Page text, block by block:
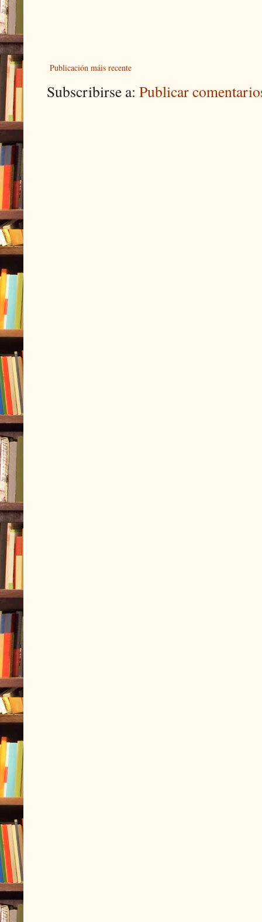
Publicación máis recente
Subscribirse a: Publicar